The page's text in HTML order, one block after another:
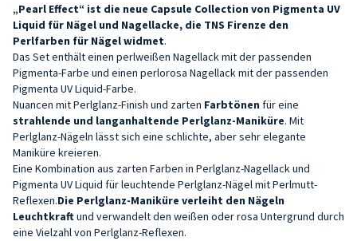
„Pearl Effect“ ist die neue Capsule Collection von Pigmenta UV
Liquid für Nägel und Nagellacke, die TNS Firenze den
Perlfarben für Nägelwidmet.
Das Set enthält einen perlweißen Nagellack mit der passenden
Pigmenta-Farbe und einen perlorosa Nagellack mit der passenden
Pigmenta UV Liquid-Farbe.
Nuancen mit Perlglanz-Finish und zarten Farbtönen für eine
strahlende und langanhaltende Perlglanz-Maniküre. Mit
Perlglanz-Nägeln lässt sich eine schlichte, aber sehr elegante
Maniküre kreieren.
Eine Kombination aus zarten Farben in Perlglanz-Nagellack und
Pigmenta UV Liquid für leuchtende Perlglanz-Nägel mit Perlmutt-
Reflexen.Die Perlglanz-Maniküre verleiht den Nägeln
Leuchtkraftund verwandelt den weißen oder rosa Untergrund durch
eine Vielzahl von Perlglanz-Reflexen.